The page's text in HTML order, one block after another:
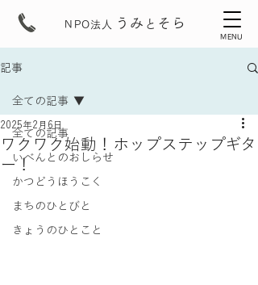
うみ と そら
NPO法人
MENU
記事
全ての記事
いべんとのおしらせ
かつどうほうこく
まちのひとびと
きょうのひとこと
全ての記事
ワクワク始動！ホップステップギタ
ー！
2025年2月6日